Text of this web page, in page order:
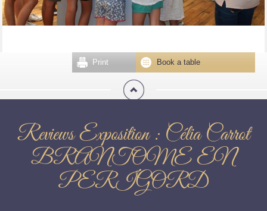
Book a table
Print
Reviews Exposition : Célia Carrot
BRANTOME EN
PERIGORD